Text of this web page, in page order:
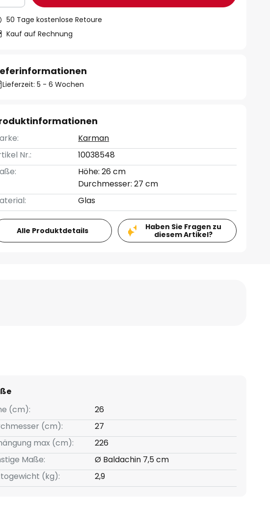
50 Tage kostenlose Retoure
Kauf auf Rechnung
Lieferzeit: 5 - 6 Wochen
Karman
Nr.:
10038548
Höhe: 26 cm
Durchmesser: 27 cm
Glas
Alle Produktdetails
Haben Sie Fragen zu
diesem Artikel?
(cm):
26
(cm):
27
max (cm):
226
Maße:
Ø Baldachin 7,5 cm
(kg):
2,9